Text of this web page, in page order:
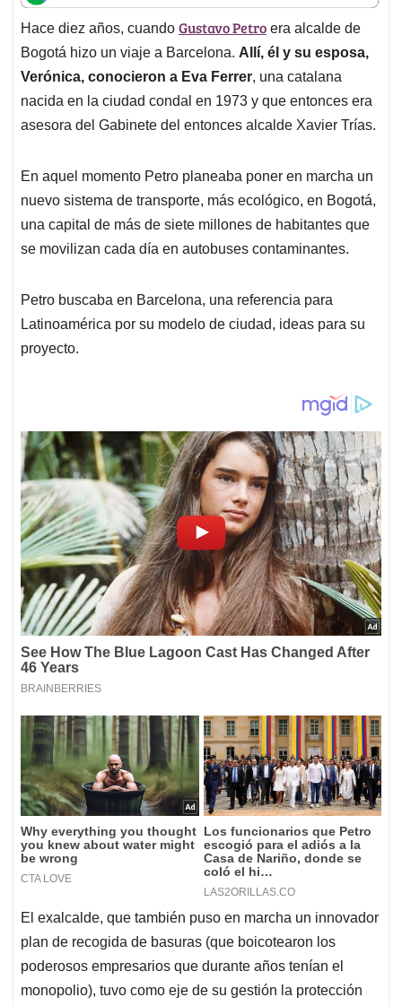
t
s
A
p
p
e
b
o
o
k
k
e
d
I
n
i
l
e
a
d
s
Hace diez años, cuando Gustavo Petro era alcalde de
Bogotá hizo un viaje a Barcelona. Allí, él y su esposa,
Verónica, conocieron a Eva Ferrer, una catalana
nacida en la ciudad condal en 1973 y que entonces era
asesora del Gabinete del entonces alcalde Xavier Trías.
En aquel momento Petro planeaba poner en marcha un
nuevo sistema de transporte, más ecológico, en Bogotá,
una capital de más de siete millones de habitantes que
se movilizan cada día en autobuses contaminantes.
Petro buscaba en Barcelona, una referencia para
Latinoamérica por su modelo de ciudad, ideas para su
proyecto.
El exalcalde, que también puso en marcha un innovador
plan de recogida de basuras (que boicotearon los
poderosos empresarios que durante años tenían el
monopolio), tuvo como eje de su gestión la protección